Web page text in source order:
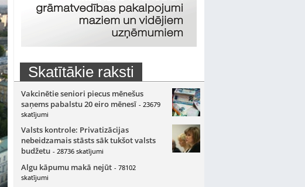
Skatītākie raksti
Vakcinētie seniori piecus mēnešus
saņems pabalstu 20 eiro mēnesī - 23679
skatījumi
Valsts kontrole: Privatizācijas
nebeidzamais stāsts sāk tukšot valsts
budžetu - 28736 skatījumi
Algu kāpumu makā nejūt - 78102
skatījumi